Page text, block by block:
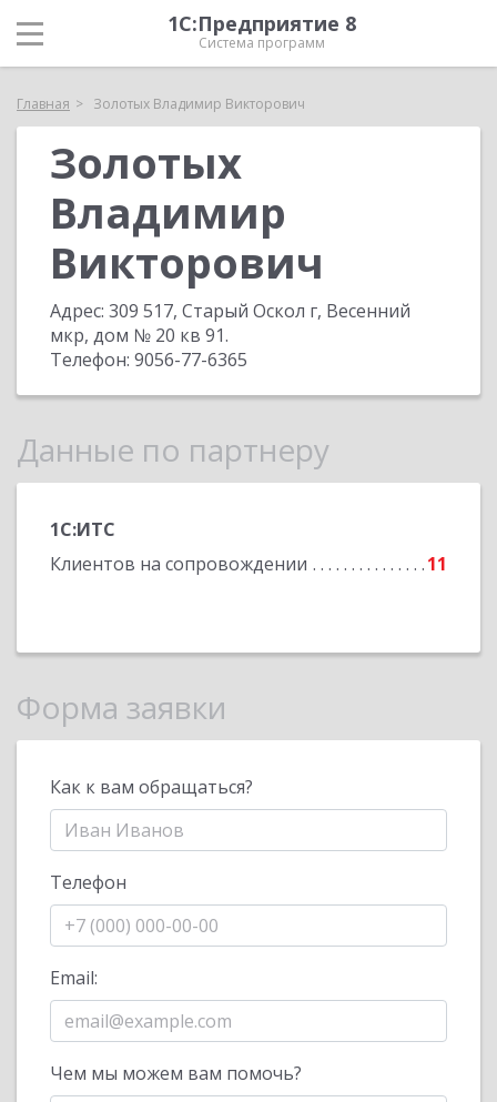
1С:Предприятие 8
Система программ
Главная Золотых Владимир Викторович
Золотых
Владимир
Викторович
Адрес: 309 517, Старый Оскол г, Весенний
мкр, дом № 20 кв 91.
Телефон: 9056-77-6365
Данные по партнеру
1С:ИТС
Клиентов на сопровождении
11
Форма заявки
Как к вам обращаться?
Телефон
Email:
Чем мы можем вам помочь?